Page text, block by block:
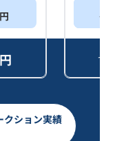
円
円
ス
セ
クション実績